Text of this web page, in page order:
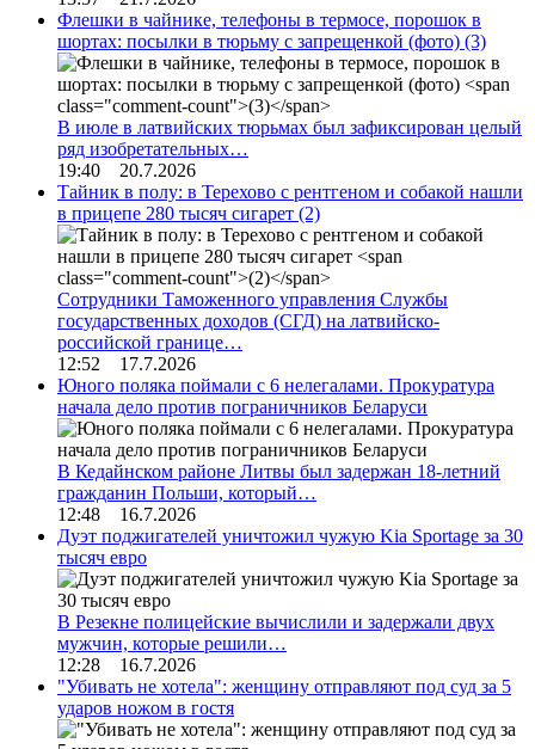
Флешки в чайнике, телефоны в термосе, порошок в
шортах: посылки в тюрьму с запрещенкой (фото) (3)
В июле в латвийских тюрьмах был зафиксирован целый
ряд изобретательных…
19:40 20.7.2026
Тайник в полу: в Терехово с рентгеном и собакой нашли
в прицепе 280 тысяч сигарет (2)
Сотрудники Таможенного управления Службы
государственных доходов (СГД) на латвийско-
российской границе…
12:52 17.7.2026
Юного поляка поймали с 6 нелегалами. Прокуратура
начала дело против пограничников Беларуси
В Кедайнском районе Литвы был задержан 18-летний
гражданин Польши, который…
12:48 16.7.2026
Дуэт поджигателей уничтожил чужую Kia Sportage за 30
тысяч евро
В Резекне полицейские вычислили и задержали двух
мужчин, которые решили…
12:28 16.7.2026
"Убивать не хотела": женщину отправляют под суд за 5
ударов ножом в гостя